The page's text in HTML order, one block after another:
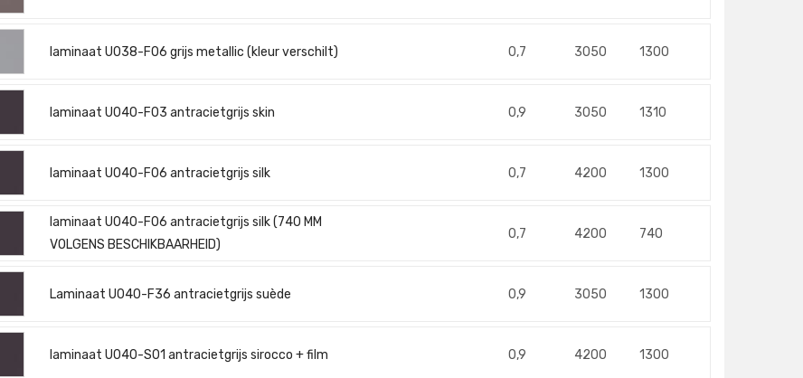
laminaat U038-F06 grijs metallic (kleur verschilt) 0,7 3050 1300
laminaat U040-F03 antracietgrijs skin 0,9 3050 1310
laminaat U040-F06 antracietgrijs silk 0,7 4200 1300
laminaat U040-F06 antracietgrijs silk (740 MM
VOLGENS BESCHIKBAARHEID)
0,7 4200 740
Laminaat U040-F36 antracietgrijs suède 0,9 3050 1300
laminaat U040-S01 antracietgrijs sirocco + film 0,9 4200 1300